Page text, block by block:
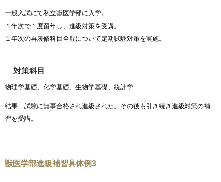
一般入試にて私立獣医学部に入学。
１年次で１度留年し、進級対策を受講。
１年次の再履修科目全般について定期試験対策を実施。
対策科目
物理学基礎、化学基礎、生物学基礎、統計学
結果 試験に無事合格され進級された。その後も引き続き進級対策の補
習を受講。
獣医学部進級補習具体例3